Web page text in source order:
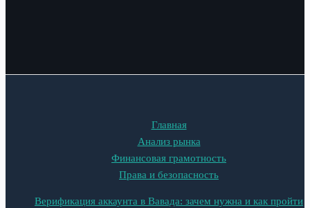
Главная
Анализ рынка
Финансовая грамотность
Права и безопасность
Верификация аккаунта в Вавада: зачем нужна и как пройти